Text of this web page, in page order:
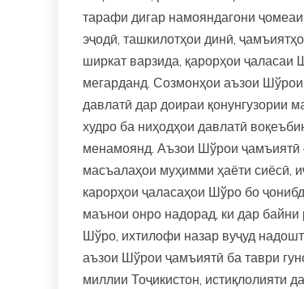
тарафи дигар намояндагони
эҷодӣ, ташкилотҳои динӣ,
ширкат варзида, қарорҳои ҷаласаи
мегарданд. Созмонҳои аъзои
давлатӣ дар доираи қонунгузории
худро ба ниҳодҳои давлатӣ
менамоянд. Аъзои Шўрои ҷамъиятӣ
масъалаҳои муҳимми ҳаёти сиёсӣ,
карорҳои ҷаласаҳои Шўро бо
маънои онро надорад, ки дар байни
Шўро, ихтилофи назар вуҷуд
аъзои Шўрои ҷамъиятӣ ба таври
миллии Тоҷикистон, истиқлолияти